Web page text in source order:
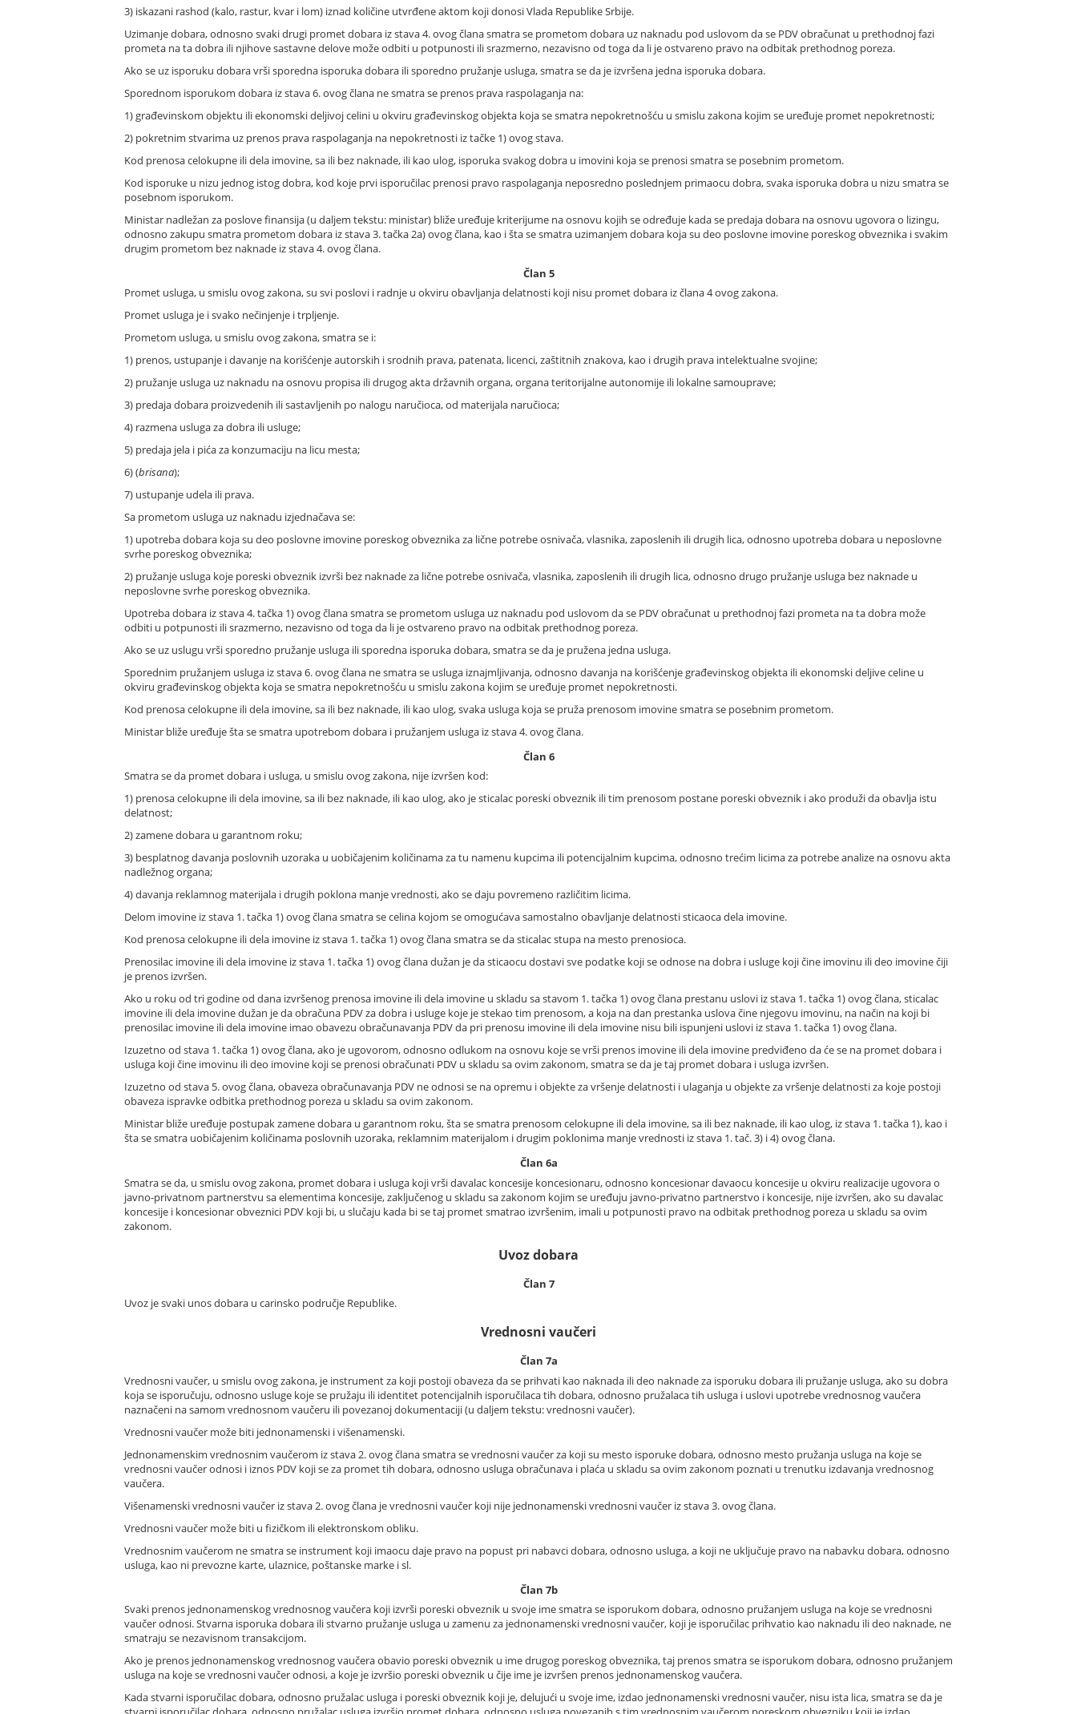
3) iskazani rashod (kalo, rastur, kvar i lom) iznad količine utvrđene aktom koji donosi Vlada Republike Srbije.
Uzimanje dobara, odnosno svaki drugi promet dobara iz stava 4. ovog člana smatra se prometom dobara uz naknadu pod uslovom da se PDV obračunat u prethodnoj fazi
prometa na ta dobra ili njihove sastavne delove može odbiti u potpunosti ili srazmerno, nezavisno od toga da li je ostvareno pravo na odbitak prethodnog poreza.
Ako se uz isporuku dobara vrši sporedna isporuka dobara ili sporedno pružanje usluga, smatra se da je izvršena jedna isporuka dobara.
Sporednom isporukom dobara iz stava 6. ovog člana ne smatra se prenos prava raspolaganja na:
1) građevinskom objektu ili ekonomski deljivoj celini u okviru građevinskog objekta koja se smatra nepokretnošću u smislu zakona kojim se uređuje promet nepokretnosti;
2) pokretnim stvarima uz prenos prava raspolaganja na nepokretnosti iz tačke 1) ovog stava.
Kod prenosa celokupne ili dela imovine, sa ili bez naknade, ili kao ulog, isporuka svakog dobra u imovini koja se prenosi smatra se posebnim prometom.
Kod isporuke u nizu jednog istog dobra, kod koje prvi isporučilac prenosi pravo raspolaganja neposredno poslednjem primaocu dobra, svaka isporuka dobra u nizu smatra se
posebnom isporukom.
Ministar nadležan za poslove finansija (u daljem tekstu: ministar) bliže uređuje kriterijume na osnovu kojih se određuje kada se predaja dobara na osnovu ugovora o lizingu,
odnosno zakupu smatra prometom dobara iz stava 3. tačka 2a) ovog člana, kao i šta se smatra uzimanjem dobara koja su deo poslovne imovine poreskog obveznika i svakim
drugim prometom bez naknade iz stava 4. ovog člana.
Član 5
Promet usluga, u smislu ovog zakona, su svi poslovi i radnje u okviru obavljanja delatnosti koji nisu promet dobara iz člana 4 ovog zakona.
Promet usluga je i svako nečinjenje i trpljenje.
Prometom usluga, u smislu ovog zakona, smatra se i:
1) prenos, ustupanje i davanje na korišćenje autorskih i srodnih prava, patenata, licenci, zaštitnih znakova, kao i drugih prava intelektualne svojine;
2) pružanje usluga uz naknadu na osnovu propisa ili drugog akta državnih organa, organa teritorijalne autonomije ili lokalne samouprave;
3) predaja dobara proizvedenih ili sastavljenih po nalogu naručioca, od materijala naručioca;
4) razmena usluga za dobra ili usluge;
5) predaja jela i pića za konzumaciju na licu mesta;
6) (brisana);
7) ustupanje udela ili prava.
Sa prometom usluga uz naknadu izjednačava se:
1) upotreba dobara koja su deo poslovne imovine poreskog obveznika za lične potrebe osnivača, vlasnika, zaposlenih ili drugih lica, odnosno upotreba dobara u neposlovne
svrhe poreskog obveznika;
2) pružanje usluga koje poreski obveznik izvrši bez naknade za lične potrebe osnivača, vlasnika, zaposlenih ili drugih lica, odnosno drugo pružanje usluga bez naknade u
neposlovne svrhe poreskog obveznika.
Upotreba dobara iz stava 4. tačka 1) ovog člana smatra se prometom usluga uz naknadu pod uslovom da se PDV obračunat u prethodnoj fazi prometa na ta dobra može
odbiti u potpunosti ili srazmerno, nezavisno od toga da li je ostvareno pravo na odbitak prethodnog poreza.
Ako se uz uslugu vrši sporedno pružanje usluga ili sporedna isporuka dobara, smatra se da je pružena jedna usluga.
Sporednim pružanjem usluga iz stava 6. ovog člana ne smatra se usluga iznajmljivanja, odnosno davanja na korišćenje građevinskog objekta ili ekonomski deljive celine u
okviru građevinskog objekta koja se smatra nepokretnošću u smislu zakona kojim se uređuje promet nepokretnosti.
Kod prenosa celokupne ili dela imovine, sa ili bez naknade, ili kao ulog, svaka usluga koja se pruža prenosom imovine smatra se posebnim prometom.
Ministar bliže uređuje šta se smatra upotrebom dobara i pružanjem usluga iz stava 4. ovog člana.
Član 6
Smatra se da promet dobara i usluga, u smislu ovog zakona, nije izvršen kod:
1) prenosa celokupne ili dela imovine, sa ili bez naknade, ili kao ulog, ako je sticalac poreski obveznik ili tim prenosom postane poreski obveznik i ako produži da obavlja istu
delatnost;
2) zamene dobara u garantnom roku;
3) besplatnog davanja poslovnih uzoraka u uobičajenim količinama za tu namenu kupcima ili potencijalnim kupcima, odnosno trećim licima za potrebe analize na osnovu akta
nadležnog organa;
4) davanja reklamnog materijala i drugih poklona manje vrednosti, ako se daju povremeno različitim licima.
Delom imovine iz stava 1. tačka 1) ovog člana smatra se celina kojom se omogućava samostalno obavljanje delatnosti sticaoca dela imovine.
Kod prenosa celokupne ili dela imovine iz stava 1. tačka 1) ovog člana smatra se da sticalac stupa na mesto prenosioca.
Prenosilac imovine ili dela imovine iz stava 1. tačka 1) ovog člana dužan je da sticaocu dostavi sve podatke koji se odnose na dobra i usluge koji čine imovinu ili deo imovine čiji
je prenos izvršen.
Ako u roku od tri godine od dana izvršenog prenosa imovine ili dela imovine u skladu sa stavom 1. tačka 1) ovog člana prestanu uslovi iz stava 1. tačka 1) ovog člana, sticalac
imovine ili dela imovine dužan je da obračuna PDV za dobra i usluge koje je stekao tim prenosom, a koja na dan prestanka uslova čine njegovu imovinu, na način na koji bi
prenosilac imovine ili dela imovine imao obavezu obračunavanja PDV da pri prenosu imovine ili dela imovine nisu bili ispunjeni uslovi iz stava 1. tačka 1) ovog člana.
Izuzetno od stava 1. tačka 1) ovog člana, ako je ugovorom, odnosno odlukom na osnovu koje se vrši prenos imovine ili dela imovine predviđeno da će se na promet dobara i
usluga koji čine imovinu ili deo imovine koji se prenosi obračunati PDV u skladu sa ovim zakonom, smatra se da je taj promet dobara i usluga izvršen.
Izuzetno od stava 5. ovog člana, obaveza obračunavanja PDV ne odnosi se na opremu i objekte za vršenje delatnosti i ulaganja u objekte za vršenje delatnosti za koje postoji
obaveza ispravke odbitka prethodnog poreza u skladu sa ovim zakonom.
Ministar bliže uređuje postupak zamene dobara u garantnom roku, šta se smatra prenosom celokupne ili dela imovine, sa ili bez naknade, ili kao ulog, iz stava 1. tačka 1), kao i
šta se smatra uobičajenim količinama poslovnih uzoraka, reklamnim materijalom i drugim poklonima manje vrednosti iz stava 1. tač. 3) i 4) ovog člana.
Član 6a
Smatra se da, u smislu ovog zakona, promet dobara i usluga koji vrši davalac koncesije koncesionaru, odnosno koncesionar davaocu koncesije u okviru realizacije ugovora o
javno-privatnom partnerstvu sa elementima koncesije, zaključenog u skladu sa zakonom kojim se uređuju javno-privatno partnerstvo i koncesije, nije izvršen, ako su davalac
koncesije i koncesionar obveznici PDV koji bi, u slučaju kada bi se taj promet smatrao izvršenim, imali u potpunosti pravo na odbitak prethodnog poreza u skladu sa ovim
zakonom.
Uvoz dobara
Član 7
Uvoz je svaki unos dobara u carinsko područje Republike.
Vrednosni vaučeri
Član 7a
Vrednosni vaučer, u smislu ovog zakona, je instrument za koji postoji obaveza da se prihvati kao naknada ili deo naknade za isporuku dobara ili pružanje usluga, ako su dobra
koja se isporučuju, odnosno usluge koje se pružaju ili identitet potencijalnih isporučilaca tih dobara, odnosno pružalaca tih usluga i uslovi upotrebe vrednosnog vaučera
naznačeni na samom vrednosnom vaučeru ili povezanoj dokumentaciji (u daljem tekstu: vrednosni vaučer).
Vrednosni vaučer može biti jednonamenski i višenamenski.
Jednonamenskim vrednosnim vaučerom iz stava 2. ovog člana smatra se vrednosni vaučer za koji su mesto isporuke dobara, odnosno mesto pružanja usluga na koje se
vrednosni vaučer odnosi i iznos PDV koji se za promet tih dobara, odnosno usluga obračunava i plaća u skladu sa ovim zakonom poznati u trenutku izdavanja vrednosnog
vaučera.
Višenamenski vrednosni vaučer iz stava 2. ovog člana je vrednosni vaučer koji nije jednonamenski vrednosni vaučer iz stava 3. ovog člana.
Vrednosni vaučer može biti u fizičkom ili elektronskom obliku.
Vrednosnim vaučerom ne smatra se instrument koji imaocu daje pravo na popust pri nabavci dobara, odnosno usluga, a koji ne uključuje pravo na nabavku dobara, odnosno
usluga, kao ni prevozne karte, ulaznice, poštanske marke i sl.
Član 7b
Svaki prenos jednonamenskog vrednosnog vaučera koji izvrši poreski obveznik u svoje ime smatra se isporukom dobara, odnosno pružanjem usluga na koje se vrednosni
vaučer odnosi. Stvarna isporuka dobara ili stvarno pružanje usluga u zamenu za jednonamenski vrednosni vaučer, koji je isporučilac prihvatio kao naknadu ili deo naknade, ne
smatraju se nezavisnom transakcijom.
Ako je prenos jednonamenskog vrednosnog vaučera obavio poreski obveznik u ime drugog poreskog obveznika, taj prenos smatra se isporukom dobara, odnosno pružanjem
usluga na koje se vrednosni vaučer odnosi, a koje je izvršio poreski obveznik u čije ime je izvršen prenos jednonamenskog vaučera.
Kada stvarni isporučilac dobara, odnosno pružalac usluga i poreski obveznik koji je, delujući u svoje ime, izdao jednonamenski vrednosni vaučer, nisu ista lica, smatra se da je